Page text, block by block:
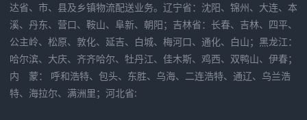
达省、市、县及乡镇物流配送业务。辽宁省：沈阳、锦州、大连、本
溪、丹东、营口、鞍山、阜新、朝阳；吉林省：长春、吉林、四平、
公主岭、松原、敦化、延吉、白城、梅河口、通化、白山；黑龙江：
哈尔滨、大庆、齐齐哈尔、牡丹江、佳木斯、鸡西、双鸭山、伊春；
内 蒙： 呼和浩特、包头、东胜、乌海、二连浩特、通辽、乌兰浩
特、海拉尔、满洲里；河北省: